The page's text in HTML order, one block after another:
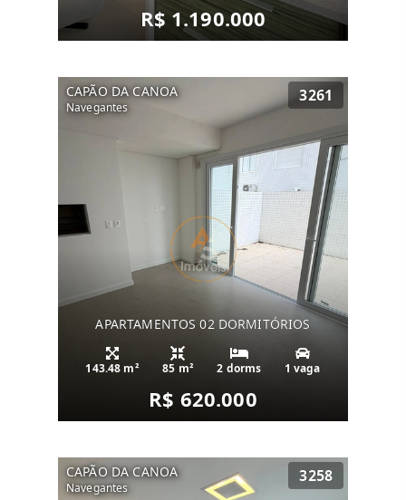
R$ 1.190.000
CAPÃO DA CANOA
Navegantes
3261
APARTAMENTOS 02 DORMITÓRIOS
143.48 m² 85 m² 2 dorms 1 vaga
R$ 620.000
CAPÃO DA CANOA
Navegantes
3258